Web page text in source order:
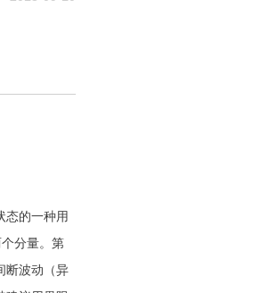
态的一种用
分量。第
断波动（异